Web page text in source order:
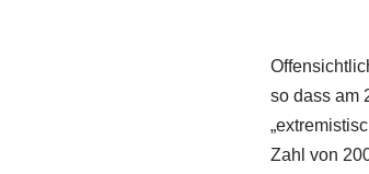
so dass am
Zahl von